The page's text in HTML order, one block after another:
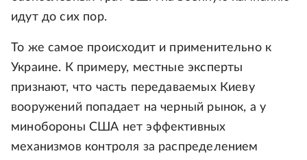
идут до сих пор.
То же самое происходит и применительно к
Украине. К примеру, местные эксперты
признают, что часть передаваемых Киеву
вооружений попадает на черный рынок, а у
минобороны США нет эффективных
механизмов контроля за распределением